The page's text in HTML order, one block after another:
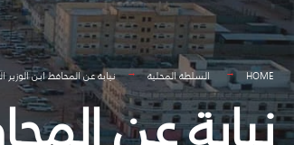
HOME السلطة المحلية نيابة عن المحافظ ابن الوزير الوكيل الكندي يسلم (9) إسعافات إخلاء